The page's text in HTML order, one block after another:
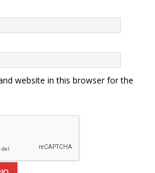
website in this browser for the